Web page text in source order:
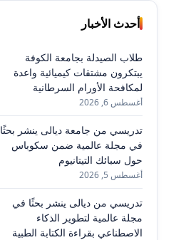
أحدث الأخبار
طلاب الصيدلة بجامعة الكوفة
يبتكرون مشتقات كيميائية واعدة
لمكافحة الأورام السرطانية
أغسطس 6, 2026
تدريسي من جامعة ديالى ينشر بحثًا
في مجلة عالمية ضمن سكوباس
حول سبائك التيتانيوم
أغسطس 5, 2026
تدريسي من ديالى ينشر بحثًا في
مجلة عالمية لتطوير الذكاء
الاصطناعي بقراءة الكتابة الطبية